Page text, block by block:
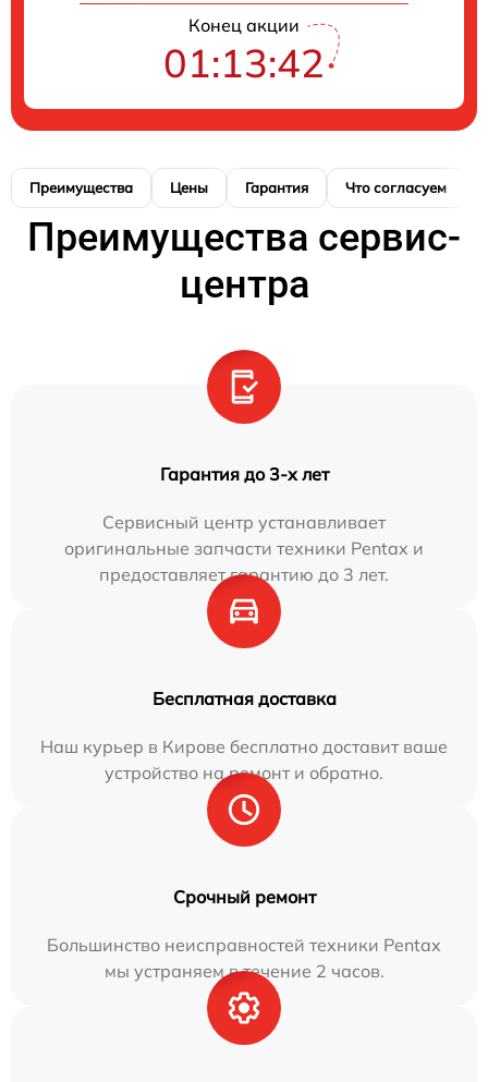
Конец акции
01:13:41
Преимущества Цены Гарантия Что согласуем
Преимущества сервис-
центра
Гарантия до 3-х лет
Сервисный центр устанавливает
оригинальные запчасти техники Pentax и
предоставляет гарантию до 3 лет.
Бесплатная доставка
Наш курьер в Кирове бесплатно доставит ваше
устройство на ремонт и обратно.
Срочный ремонт
Большинство неисправностей техники Pentax
мы устраняем в течение 2 часов.